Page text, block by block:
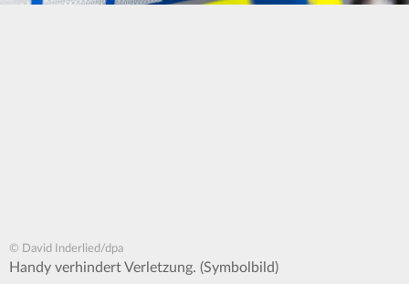
© David Inderlied/dpa
Handy verhindert Verletzung. (Symbolbild)